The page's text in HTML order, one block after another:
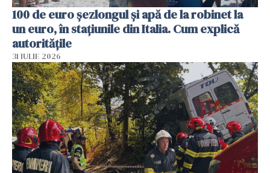
100 de euro șezlongul și apă de la robinet la
un euro, în stațiunile din Italia. Cum explică
autoritățile
31 IULIE 2026